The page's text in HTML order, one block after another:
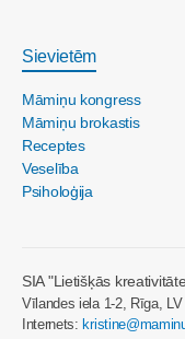
Sievietēm
Māmiņu kongress
Māmiņu brokastis
Receptes
Veselība
Psiholoģija
SIA "Lietišķās
Vīlandes iela 1-2, Rīga,
Internets: